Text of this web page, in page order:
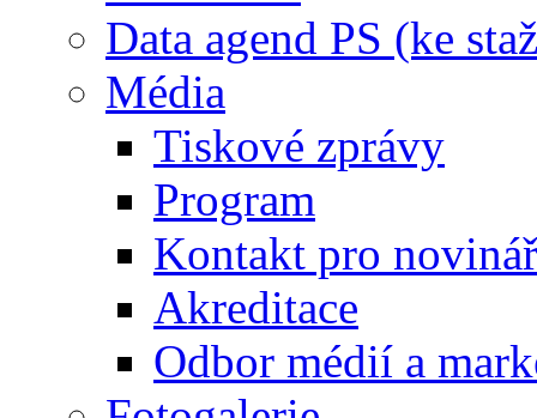
Data agend PS (ke
Média
Tiskové zprávy
Program
Kontakt pro
Akreditace
Odbor médií a